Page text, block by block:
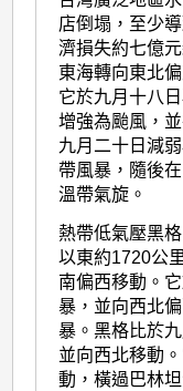
店倒塌，至少
濟損失約七億
東海轉向東北
它於九月十八
增強為颱風，
九月二十日減
帶風暴，隨後
溫帶氣旋。
熱帶低氣壓黑
以東約1720公
南偏西移動。
暴，並向西北
暴。黑格比於
並向西北移動
動，橫過巴林